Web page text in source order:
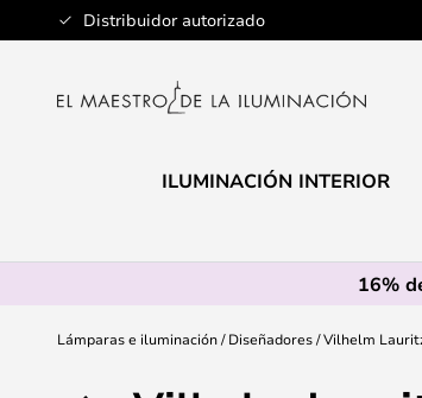
Distribuidor autorizado
Ir
al
ILUMINACIÓN INTERIOR
16%
Lámparas e iluminación Diseñadores Vilhelm